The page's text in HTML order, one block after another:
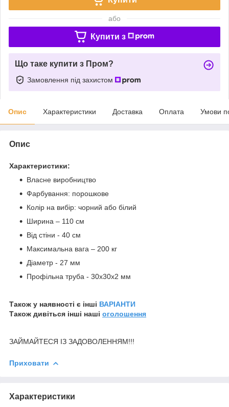
або
Купити з
Що таке купити з Пром?
Замовлення під захистом
Опис Характеристики Доставка Оплата Умови
Опис
Характеристики:
Власне виробництво
Фарбування: порошкове
Колір на вибір: чорний або білий
Ширина – 110 см
Від стіни - 40 см
Максимальна вага – 200 кг
Діаметр - 27 мм
Профільна труба - 30х30х2 мм
Також у наявності є інші ВАРІАНТИ
Також дивіться інші наші оголошення
ЗАЙМАЙТЕСЯ ІЗ ЗАДОВОЛЕННЯМ!!!
Приховати
Характеристики